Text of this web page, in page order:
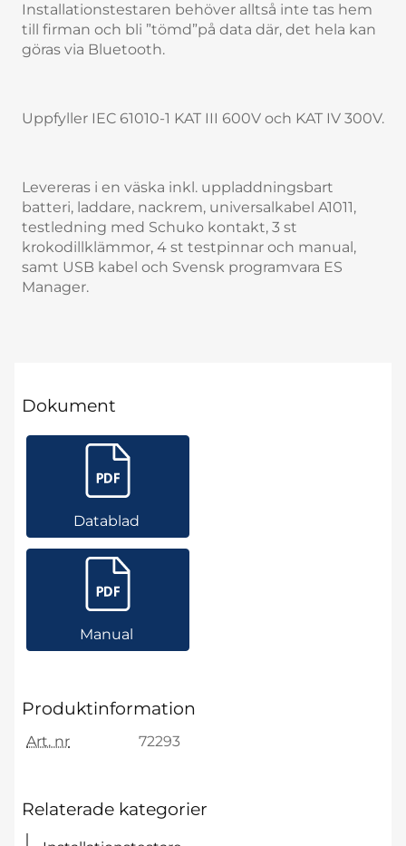
Installationstestaren behöver alltså inte tas hem
till firman och bli ”tömd”på data där, det hela kan
göras via Bluetooth.
Uppfyller IEC 61010-1 KAT III 600V och KAT IV 300V.
Levereras i en väska inkl. uppladdningsbart
batteri, laddare, nackrem, universalkabel A1011,
testledning med Schuko kontakt, 3 st
krokodillklämmor, 4 st testpinnar och manual,
samt USB kabel och Svensk programvara ES
Manager.
Dokument
Datablad
Manual
Produktinformation
Art. nr 72293
Relaterade kategorier